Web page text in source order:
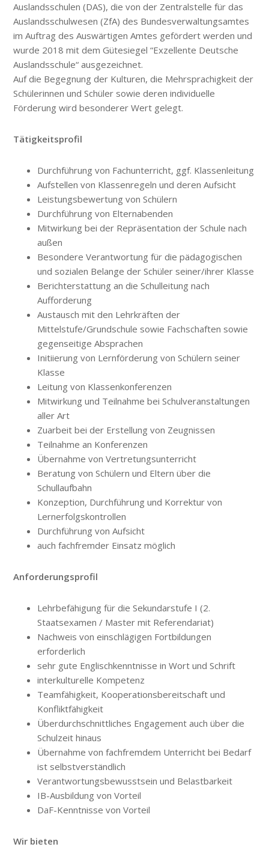
Auslandsschulen (DAS), die von der Zentralstelle für das
Auslandsschulwesen (ZfA) des Bundesverwaltungsamtes
im Auftrag des Auswärtigen Amtes gefördert werden und
wurde 2018 mit dem Gütesiegel “Exzellente Deutsche
Auslandsschule“ ausgezeichnet.
Auf die Begegnung der Kulturen, die Mehrsprachigkeit der
Schülerinnen und Schüler sowie deren individuelle
Förderung wird besonderer Wert gelegt.
Tätigkeitsprofil
Durchführung von Fachunterricht, ggf. Klassenleitung
Aufstellen von Klassenregeln und deren Aufsicht
Leistungsbewertung von Schülern
Durchführung von Elternabenden
Mitwirkung bei der Repräsentation der Schule nach
außen
Besondere Verantwortung für die pädagogischen
und sozialen Belange der Schüler seiner/ihrer Klasse
Berichterstattung an die Schulleitung nach
Aufforderung
Austausch mit den Lehrkräften der
Mittelstufe/Grundschule sowie Fachschaften sowie
gegenseitige Absprachen
Initiierung von Lernförderung von Schülern seiner
Klasse
Leitung von Klassenkonferenzen
Mitwirkung und Teilnahme bei Schulveranstaltungen
aller Art
Zuarbeit bei der Erstellung von Zeugnissen
Teilnahme an Konferenzen
Übernahme von Vertretungsunterricht
Beratung von Schülern und Eltern über die
Schullaufbahn
Konzeption, Durchführung und Korrektur von
Lernerfolgskontrollen
Durchführung von Aufsicht
auch fachfremder Einsatz möglich
Anforderungsprofil
Lehrbefähigung für die Sekundarstufe I (2.
Staatsexamen / Master mit Referendariat)
Nachweis von einschlägigen Fortbildungen
erforderlich
sehr gute Englischkenntnisse in Wort und Schrift
interkulturelle Kompetenz
Teamfähigkeit, Kooperationsbereitschaft und
Konfliktfähigkeit
Überdurchschnittliches Engagement auch über die
Schulzeit hinaus
Übernahme von fachfremdem Unterricht bei Bedarf
ist selbstverständlich
Verantwortungsbewusstsein und Belastbarkeit
IB-Ausbildung von Vorteil
DaF-Kenntnisse von Vorteil
Wir bieten